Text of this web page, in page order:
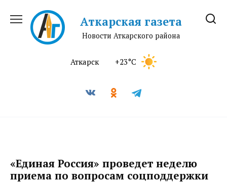
содержанию
Аткарская газета
Новости Аткарского района
Аткарск +23°C
«Единая Россия» проведет неделю
приема по вопросам соцподдержки